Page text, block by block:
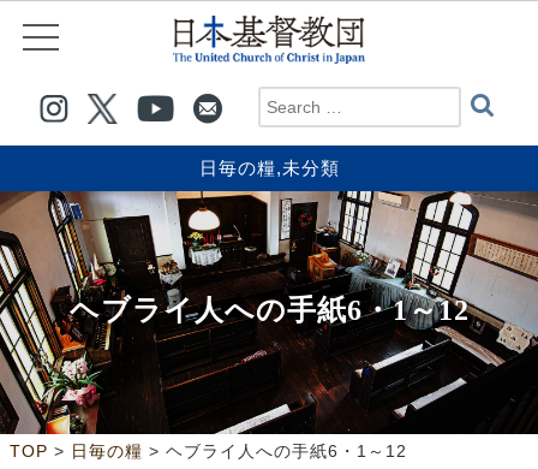
日毎の糧,未分類
ヘブライ人への手紙6・1～12
TOP > 日毎の糧 > ヘブライ人への手紙6・1～12